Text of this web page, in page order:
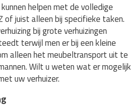
helpen met de volledige
of juist alleen bij specifieke taken.
bij grote verhuizingen
terwijl men er bij een kleine
alleen het meubeltransport uit te
Wilt u weten wat er mogelijk
uw verhuizer.